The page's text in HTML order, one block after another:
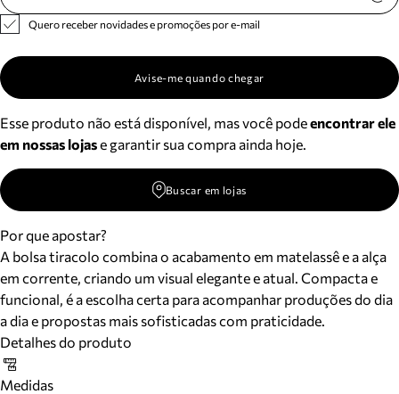
Quero receber novidades e promoções por e-mail
Avise-me quando chegar
Esse produto não está disponível, mas você podeencontrar ele
em nossas lojase garantir sua compra ainda hoje.
Buscar em lojas
Por que apostar?
A bolsa tiracolo combina o acabamento em matelassê e a alça
em corrente, criando um visual elegante e atual. Compacta e
funcional, é a escolha certa para acompanhar produções do dia
a dia e propostas mais sofisticadas com praticidade.
Detalhes do produto
Medidas